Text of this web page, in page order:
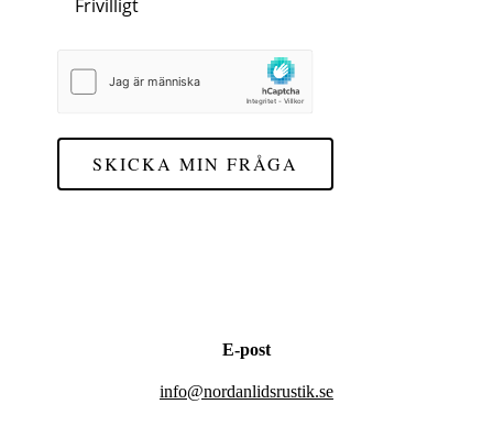
SKICKA MIN FRÅGA
E-post
info@nordanlidsrustik.se